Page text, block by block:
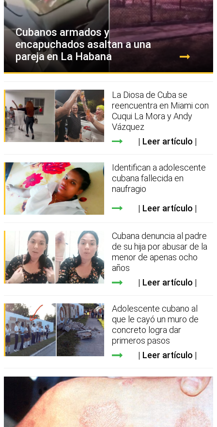
Cubanos armados y
encapuchados asaltan a una
pareja en La Habana
La Diosa de Cuba se
reencuentra en Miami con
Cuqui La Mora y Andy
Vázquez
Leer artículo
Identifican a adolescente
cubana fallecida en
naufragio
Leer artículo
Cubana denuncia al padre
de su hija por abusar de la
menor de apenas ocho
años
Leer artículo
Adolescente cubano al
que le cayó un muro de
concreto logra dar
primeros pasos
Leer artículo